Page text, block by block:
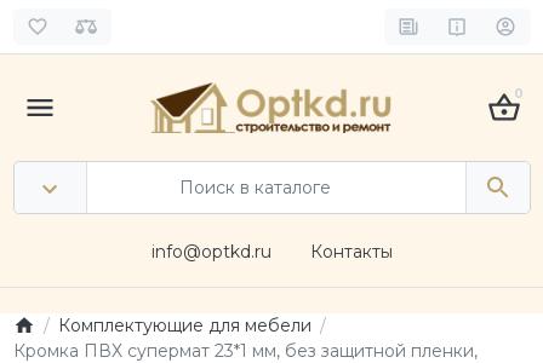
0
info@optkd.ru Контакты
Комплектующие для мебели
Кромка ПВХ супермат 23*1 мм, без защитной пленки,